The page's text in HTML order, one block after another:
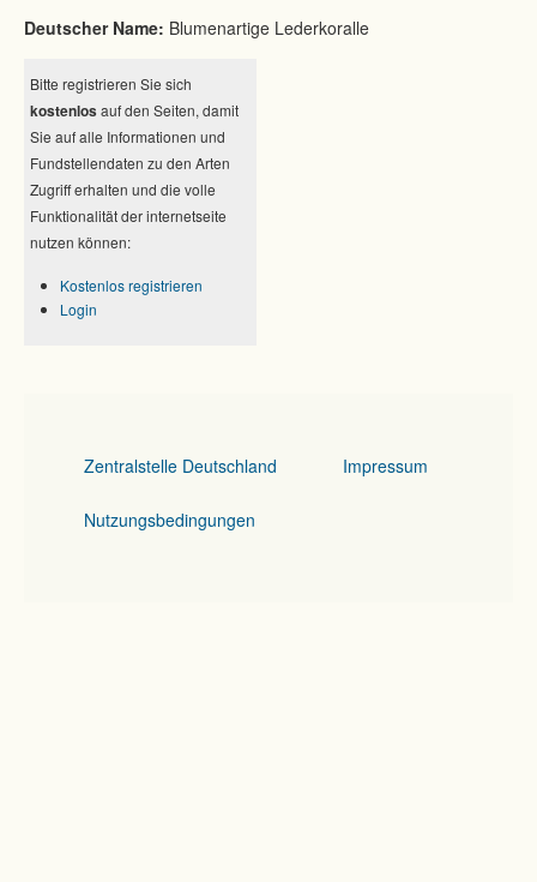
Deutscher Name: Blumenartige Lederkoralle
Bitte registrieren Sie sich
kostenlos auf den Seiten, damit
Sie auf alle Informationen und
Fundstellendaten zu den Arten
Zugriff erhalten und die volle
Funktionalität der internetseite
nutzen können:
Kostenlos registrieren
Login
Zentralstelle Deutschland Impressum
Nutzungsbedingungen